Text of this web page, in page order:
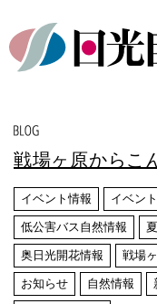
戦場ヶ原からこ
イベント情報 イベン
低公害バス自然情報 夏
奥日光開花情報 戦場
お知らせ 自然情報